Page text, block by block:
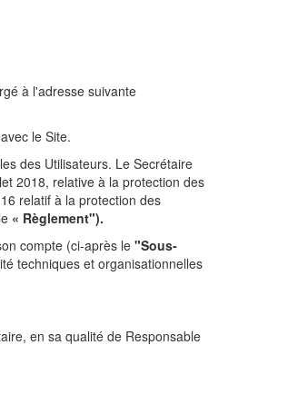
à l'adresse suivante
le Site.
des Utilisateurs. Le Secrétaire
2018, relative à la protection des
relatif à la protection des
« Règlement").
compte (ci-après le "Sous-
techniques et organisationnelles
en sa qualité de Responsable